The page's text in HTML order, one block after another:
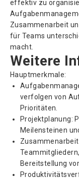
effektiv zu
Zusammenarbeit
für Teams
macht.
Weitere
Hauptmerkmale:
verfolgen von
Prioritäten.
Projektplanung:
Meilensteinen
Bereitstellung